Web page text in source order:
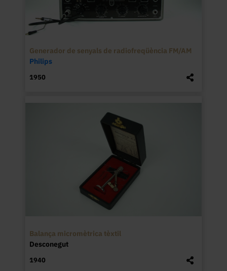
Generador de senyals de radiofreqüència FM/AM
Philips
1950
Balança micromètrica tèxtil
Desconegut
1940